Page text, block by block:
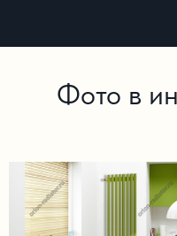
Фото в